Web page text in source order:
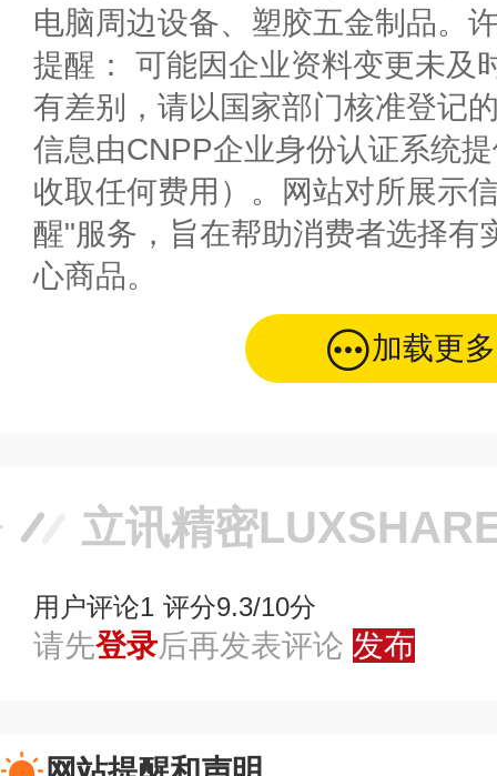
电脑周边设备、塑胶五金制品。
提醒： 可能因企业资料变更未及
有差别，请以国家部门核准登记
信息由CNPP企业身份认证系统
收取任何费用）。网站对所展示
醒"服务，旨在帮助消费者选择有
心商品。
加载更多
立讯精密
用户评论1 评分9.3/10分
请先登录后再发表评论 发布